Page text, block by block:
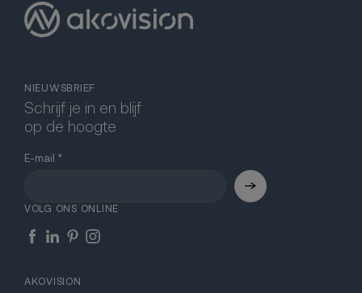
NIEUWSBRIEF
Schrijf je in en blijf
op de hoogte
E-mail
VOLG ONS ONLINE
AKOVISION